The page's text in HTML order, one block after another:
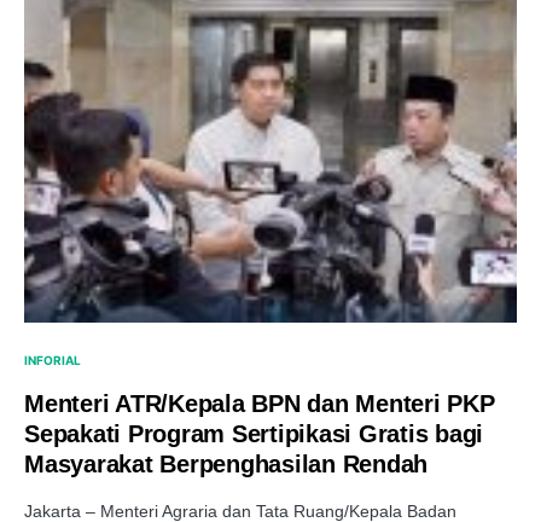
INFORIAL
Menteri ATR/Kepala BPN dan Menteri PKP
Sepakati Program Sertipikasi Gratis bagi
Masyarakat Berpenghasilan Rendah
Jakarta – Menteri Agraria dan Tata Ruang/Kepala Badan